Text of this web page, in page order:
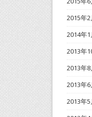
2015年2
2014年1
2013年
2013年8
2013年6
2013年5